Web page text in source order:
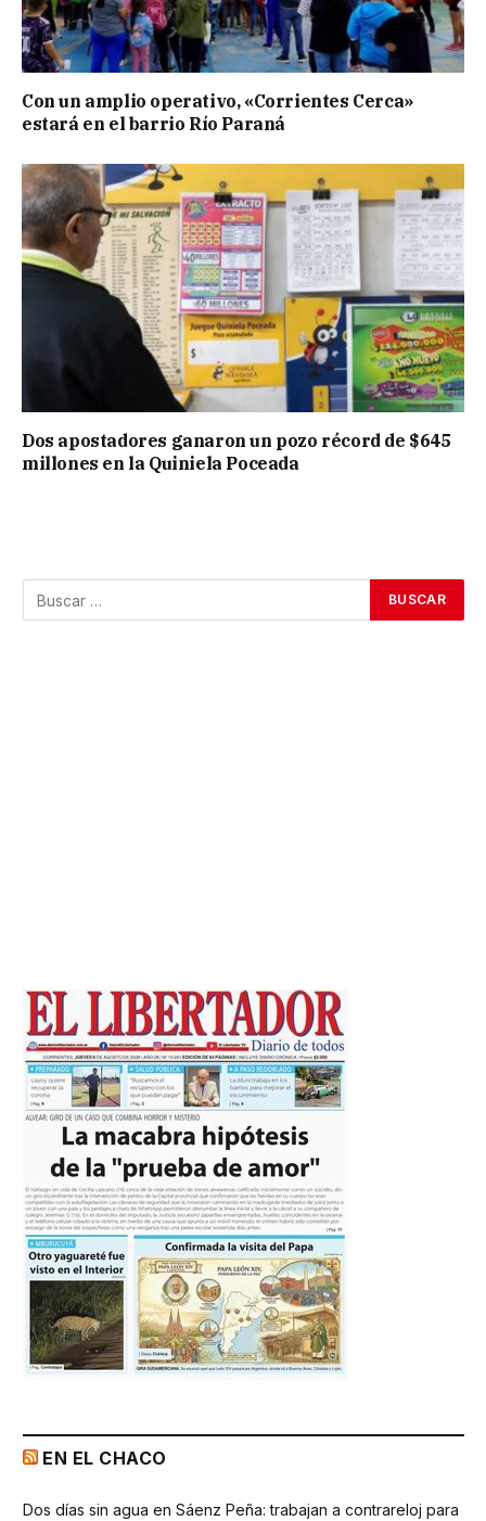
Con un amplio operativo, «Corrientes Cerca»
estará en el barrio Río Paraná
Dos apostadores ganaron un pozo récord de $645
millones en la Quiniela Poceada
EN EL CHACO
Dos días sin agua en Sáenz Peña: trabajan a contrareloj para